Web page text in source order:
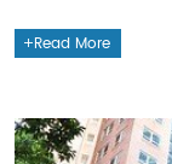
Read More